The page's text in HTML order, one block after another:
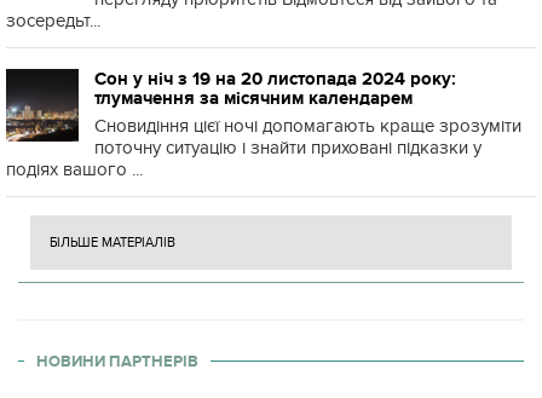
зосередьт...
Сон у ніч з 19 на 20 листопада 2024 року:
тлумачення за місячним календарем
Сновидіння цієї ночі допомагають краще зрозуміти
поточну ситуацію і знайти приховані підказки у
подіях вашого ...
БІЛЬШЕ МАТЕРІАЛІВ
НОВИНИ ПАРТНЕРІВ